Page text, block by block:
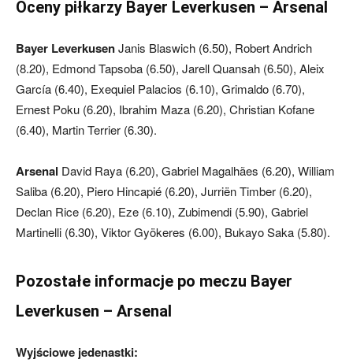
Oceny piłkarzy Bayer Leverkusen – Arsenal
Bayer LeverkusenJanis Blaswich (6.50), Robert Andrich
(8.20), Edmond Tapsoba (6.50), Jarell Quansah (6.50), Aleix
García (6.40), Exequiel Palacios (6.10), Grimaldo (6.70),
Ernest Poku (6.20), Ibrahim Maza (6.20), Christian Kofane
(6.40), Martin Terrier (6.30).
Arsenal David Raya (6.20), Gabriel Magalhães (6.20), William
Saliba (6.20), Piero Hincapié (6.20), Jurriën Timber (6.20),
Declan Rice (6.20), Eze (6.10), Zubimendi (5.90), Gabriel
Martinelli (6.30), Viktor Gyökeres (6.00), Bukayo Saka (5.80).
Pozostałe informacje po meczu Bayer
Leverkusen – Arsenal
Wyjściowe jedenastki: